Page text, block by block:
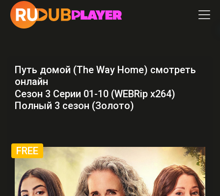
Путь домой (The Way Home) смотреть
онлайн
Сезон 3 Серии 01-10 (WEBRip x264)
Полный 3 сезон (Золото)
FREE